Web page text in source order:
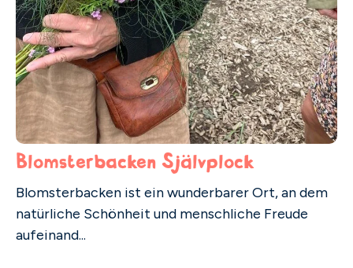
Blomsterbacken Självplock
Blomsterbacken ist ein wunderbarer Ort, an dem
natürliche Schönheit und menschliche Freude
aufeinand...